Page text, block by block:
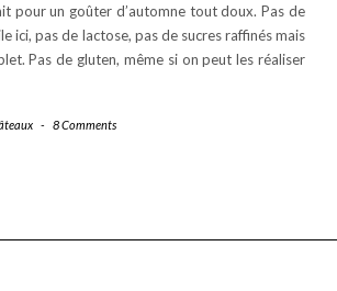
pour un goûter d’automne tout doux. Pas de
ici, pas de lactose, pas de sucres raffinés mais
Pas de gluten, même si on peut les réaliser
- 8 Comments